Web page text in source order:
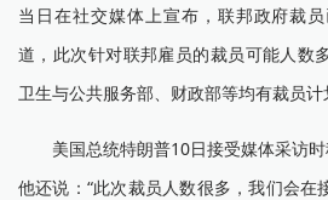
当日在社交媒体上宣布，联邦政府裁
道，此次针对联邦雇员的裁员可能人数
卫生与公共服务部、财政部等均有裁员计
美国总统特朗普10日接受媒体采访时
他还说：“此次裁员人数很多，我们会在